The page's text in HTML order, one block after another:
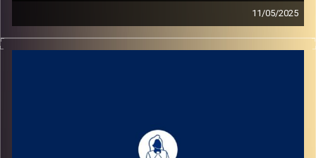
11/05/2025
רוני גל מדברת עם פוליטיקאים בגובה העיניים.
מאחורי הקלעים של עולם הפוליטיקה.